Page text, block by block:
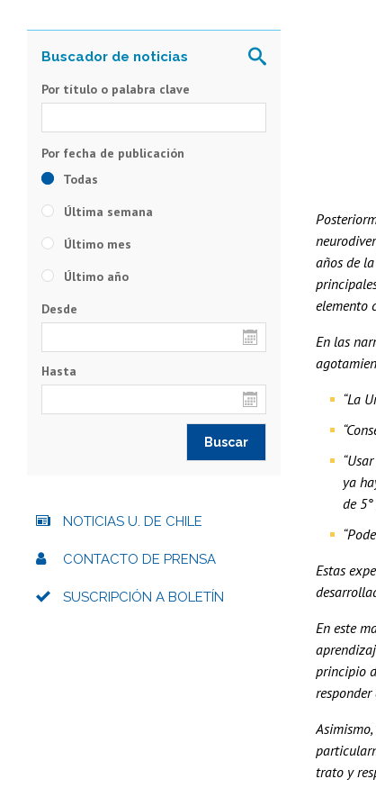
años de
elemento
En las
“La
ya
de
Estas
En este
principio
trato y
Por título o palabra clave
Todas
Última semana
Último mes
Último año
Desde
Hasta
NOTICIAS U. DE CHILE
CONTACTO DE PRENSA
SUSCRIPCIÓN A BOLETÍN